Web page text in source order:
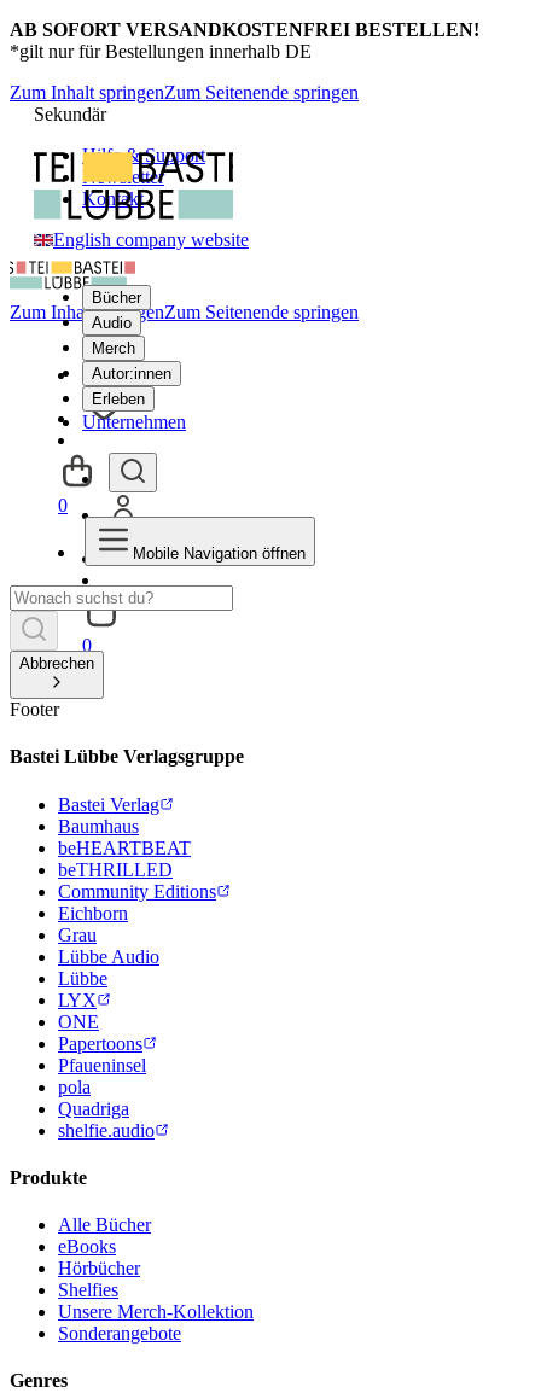
AB SOFORT VERSANDKOSTENFREI BESTELLEN!
*gilt nur für Bestellungen innerhalb DE
Zum Inhalt springenZum Seitenende springen
Sekundär
Hilfe & Support
Newsletter
Kontakt
English company website
Bücher
Audio
Merch
Autor:innen
Erleben
Unternehmen
0
Zum Inhalt springenZum Seitenende springen
0
Mobile Navigation öffnen
Abbrechen
Footer
Bastei Lübbe Verlagsgruppe
Bastei Verlag
Baumhaus
beHEARTBEAT
beTHRILLED
Community Editions
Eichborn
Grau
Lübbe Audio
Lübbe
LYX
ONE
Papertoons
Pfaueninsel
pola
Quadriga
shelfie.audio
Produkte
Alle Bücher
eBooks
Hörbücher
Shelfies
Unsere Merch-Kollektion
Sonderangebote
Genres